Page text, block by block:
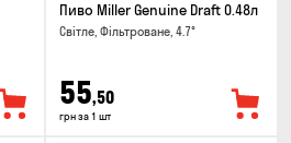
Пиво Miller Genuine Draft 0.48л
Світле, Фільтроване, 4.7°
55,50
грн за 1 шт